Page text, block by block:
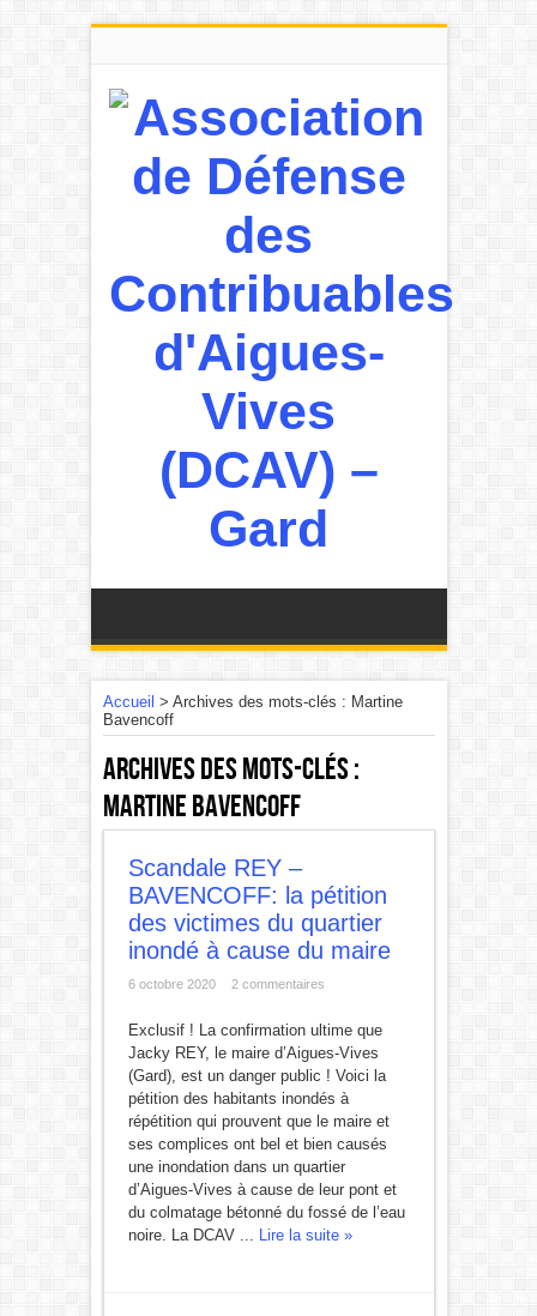
Accueil > Archives des mots-clés : Martine
Bavencoff
Archives des mots-clés :
Martine Bavencoff
Scandale REY –
BAVENCOFF: la pétition
des victimes du quartier
inondé à cause du maire
6 octobre 2020 2 commentaires
Exclusif ! La confirmation ultime que
Jacky REY, le maire d’Aigues-Vives
(Gard), est un danger public ! Voici la
pétition des habitants inondés à
répétition qui prouvent que le maire et
ses complices ont bel et bien causés
une inondation dans un quartier
d’Aigues-Vives à cause de leur pont et
du colmatage bétonné du fossé de l’eau
noire. La DCAV ... Lire la suite »